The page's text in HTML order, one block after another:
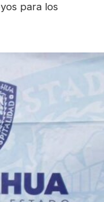
para los